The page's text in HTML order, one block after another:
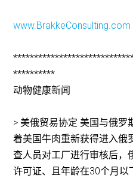
www.BrakkeConsulting.com
**********
动物健康新闻
> 美俄贸易协定 美国与俄
着美国牛肉重新获得进入俄
查人员对工厂进行审核后，
许可证、且年龄在30个月以